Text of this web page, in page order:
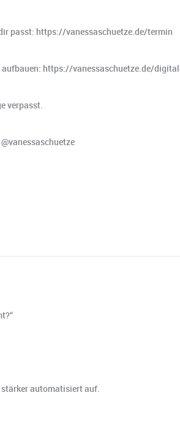
passt: https://vanessaschuetze.de/termin
https://vanessaschuetze.de/
verpasst.
stärker automatisiert auf.